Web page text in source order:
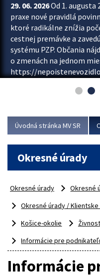
29. 06. 2026Od 1. augusta
praxe nové pravidlá
ktoré radikálne znížia
cestnej premávke a
systému PZP. Občania
o zmenách na jednom
https://
asociácie poisťovní
Viac
Úvodná stránka MV SR
Okresné úrady
Okresné úrady
Okresné
Okresné úrady /
Košice-okolie
Informácie pre
Informácie